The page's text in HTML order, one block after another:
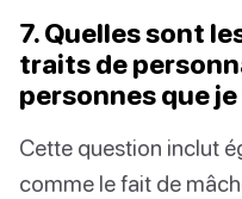
7. Quelles sont
traits de
personnes que
Cette question inclut
comme le fait de